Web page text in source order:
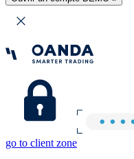
go to client zone